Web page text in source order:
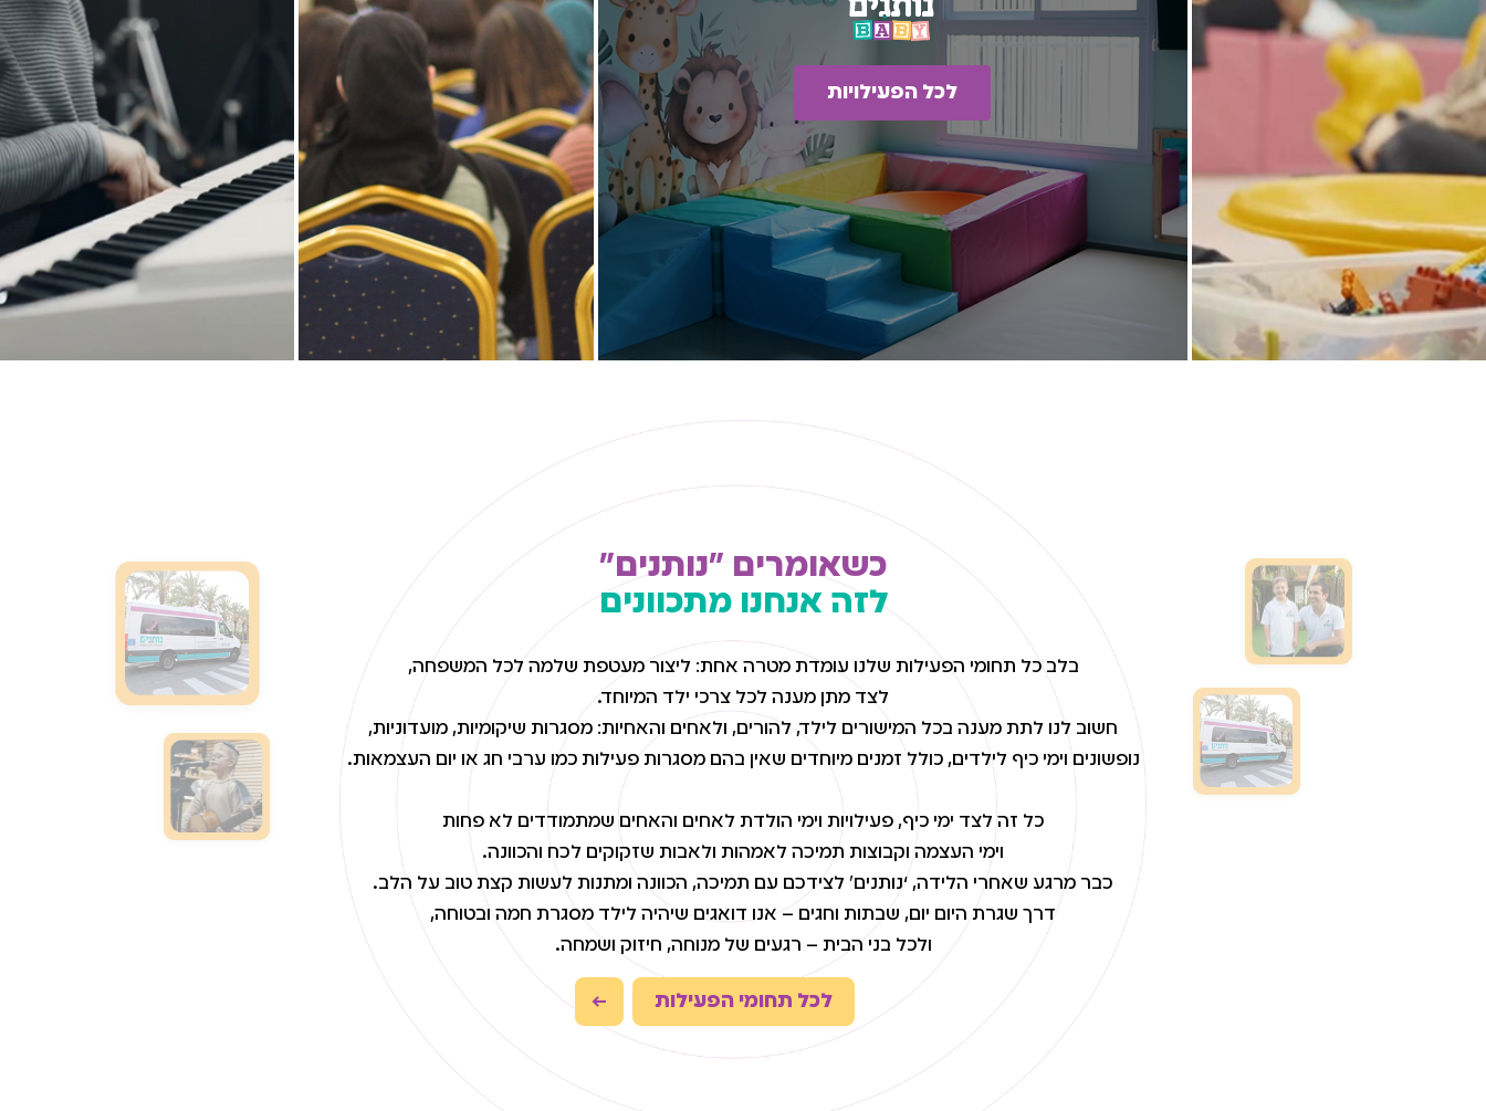
לכל הפעילויות
כשאומרים "נותנים"
לזה אנחנו מתכוונים
בלב כל תחומי הפעילות שלנו עומדת מטרה אחת: ליצור מעטפת שלמה לכל המשפחה,
לצד מתן מענה לכל צרכי ילד המיוחד.
חשוב לנו לתת מענה בכל המישורים לילד, להורים, ולאחים והאחיות: מסגרות שיקומיות, מועדוניות,
נופשונים וימי כיף לילדים, כולל זמנים מיוחדים שאין בהם מסגרות פעילות כמו ערבי חג או יום העצמאות.
כל זה לצד ימי כיף, פעילויות וימי הולדת לאחים והאחים שמתמודדים לא פחות
וימי העצמה וקבוצות תמיכה לאמהות ולאבות שזקוקים לכח והכוונה.
כבר מרגע שאחרי הלידה, ‘נותנים’ לצידכם עם תמיכה, הכוונה ומתנות לעשות קצת טוב על הלב.
דרך שגרת היום יום, שבתות וחגים – אנו דואגים שיהיה לילד מסגרת חמה ובטוחה,
ולכל בני הבית – רגעים של מנוחה, חיזוק ושמחה.
לכל תחומי הפעילות